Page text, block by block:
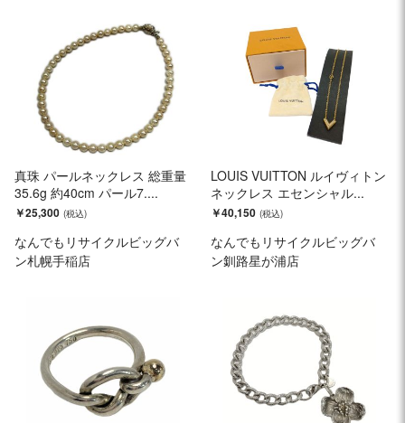
真珠 パールネックレス 総重量
35.6g 約40cm パール7....
￥25,300
なんでもリサイクルビッグバ
ン札幌手稲店
LOUIS VUITTON ルイヴィトン
ネックレス エセンシャル...
￥40,150
なんでもリサイクルビッグバ
ン釧路星が浦店